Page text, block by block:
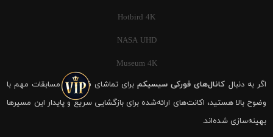
Hotbird 4K
NASA UHD
Museum 4K
اگر به دنبال کانال‌های فورکی سیسیکمبرای تماشای فوتبال و مسابقات مهم با
وضوح بالا هستید، اکانت‌های ارائه‌شده برای بازگشایی سریع و پایدار این مسیرها
بهینه‌سازی شده‌اند.